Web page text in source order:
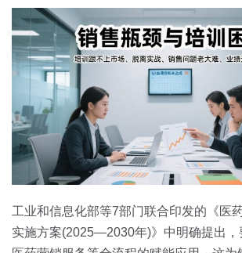
销售管理
按业务场景
交易跟进
培训辅导
工业和信息化部等7部门联合印发的《医
实施方案(2025—2030年)》中明确提出，